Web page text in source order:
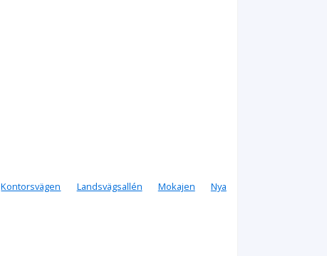
Kontorsvägen Landsvägsallén Mokajen
Nya